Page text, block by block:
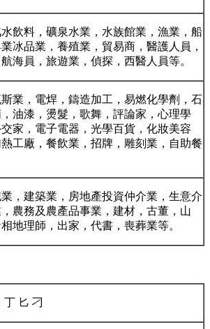
飲料，礦泉水業，水族館業，漁業，船
冰品業，養殖業，貿易商，醫護人員，
海員，旅遊業，偵探，西醫人員等。
業，電焊，鑄造加工，易燃化學劑，石
油漆，燙髮，歌舞，評論家，心理學
家，電子電器，光學百貨，化妝美容
工廠，餐飲業，招牌，雕刻業，自助餐
，建築業，房地產投資仲介業，生意介
農務及農產品事業，建材，古董，山
地理師，出家，代書，喪葬業等。
丁 匕 刁